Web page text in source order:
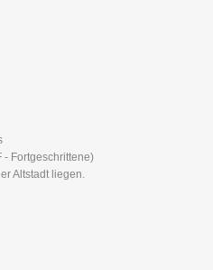
- Fortgeschrittene)
Altstadt liegen.